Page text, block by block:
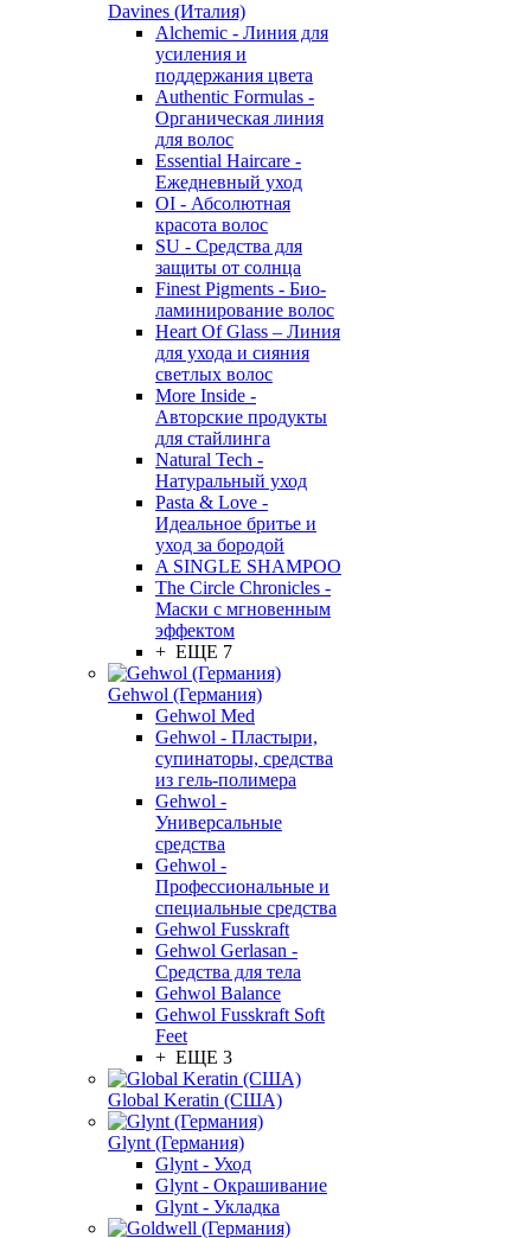
Davines (Италия)
Alchemic - Линия для
усиления и
поддержания цвета
Authentic Formulas -
Органическая линия
для волос
Essential Haircare -
Eжедневный уход
OI - Абсолютная
красота волос
SU - Средства для
защиты от солнца
Finest Pigments - Био-
ламинирование волос
Heart Of Glass – Линия
для ухода и сияния
светлых волос
More Inside -
Авторские продукты
для стайлинга
Natural Tech -
Натуральный уход
Pasta & Love -
Идеальное бритье и
уход за бородой
A SINGLE SHAMPOO
The Circle Chronicles -
Маски с мгновенным
эффектом
+ ЕЩЕ 7
Gehwol (Германия)
Gehwol Med
Gehwol - Пластыри,
супинаторы, средства
из гель-полимера
Gehwol -
Универсальные
средства
Gehwol -
Профессиональные и
специальные средства
Gehwol Fusskraft
Gehwol Gerlasan -
Средства для тела
Gehwol Balance
Gehwol Fusskraft Soft
Feet
+ ЕЩЕ 3
Global Keratin (США)
Glynt (Германия)
Glynt - Уход
Glynt - Окрашивание
Glynt - Укладка